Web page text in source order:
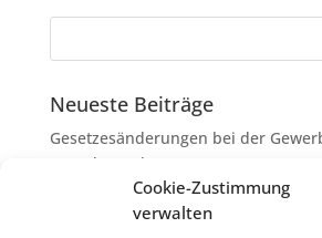
Cookie-Zustimmung
verwalten
Neueste Beiträge
Gesetzesänderungen bei der
Grunderwerbsteuer
Erbschaftsteuer:
Erbauseinandersetzung als